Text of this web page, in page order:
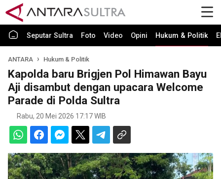
Seputar Sultra Foto Video Opini Hukum & Politik
ANTARA Hukum & Politik
Kapolda baru Brigjen Pol Himawan Bayu
Aji disambut dengan upacara Welcome
Parade di Polda Sultra
Rabu, 20 Mei 2026 17:17 WIB